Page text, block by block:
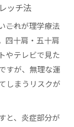
の違い
活チェック
ン対応可）に
アル
痛事情
ソード
現場の声
ッチ法
これが理学療法
四十肩・五十肩
やテレビで見た
すが、無理な運
しまうリスクが
と、炎症部分が